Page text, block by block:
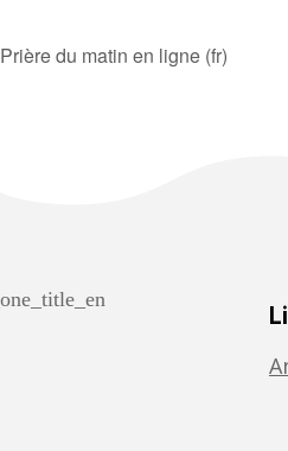
Prière du matin en ligne (fr)